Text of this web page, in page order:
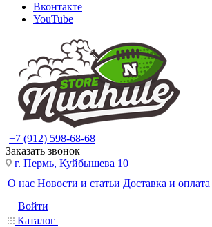
Вконтакте
YouTube
+7 (912) 598-68-68
Заказать звонок
г. Пермь, Куйбышева 10
О нас Новости и статьи Доставка и оплата
Войти
Каталог